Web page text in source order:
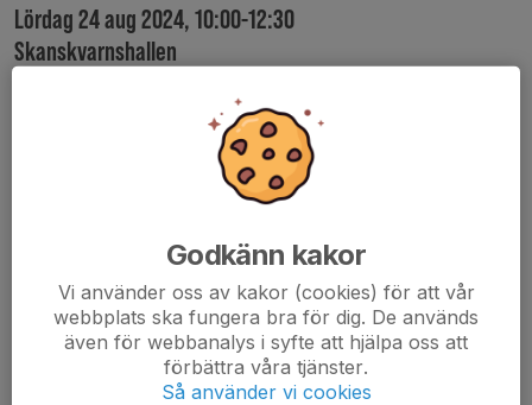
Lördag 24 aug 2024, 10:00-12:30
Skanskvarnshallen
Tryout for Women (DA/DB/DC) (Born before 2007)
Godkänn kakor
Vi använder oss av kakor (cookies) för att vår
webbplats ska fungera bra för dig. De används
även för webbanalys i syfte att hjälpa oss att
förbättra våra tjänster.
Så använder vi cookies